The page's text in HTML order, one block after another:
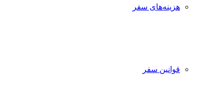
هزینه‌های سفر
قوانین سفر